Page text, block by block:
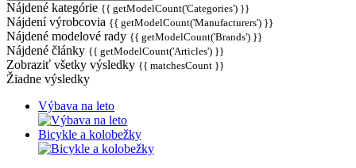
Nájdené kategórie {{ getModelCount('Categories') }}
Nájdení výrobcovia {{ getModelCount('Manufacturers') }}
Nájdené modelové rady {{ getModelCount('Brands') }}
Nájdené články {{ getModelCount('Articles') }}
Zobraziť všetky výsledky {{ matchesCount }}
Žiadne výsledky
Výbava na leto
Bicykle a kolobežky